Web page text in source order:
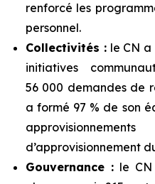
renforcé les
personnel.
Collectivités :le CN a
initiatives
56 000 demandes de
a formé 97 % de son
d’approvisionnement
Gouvernance : le